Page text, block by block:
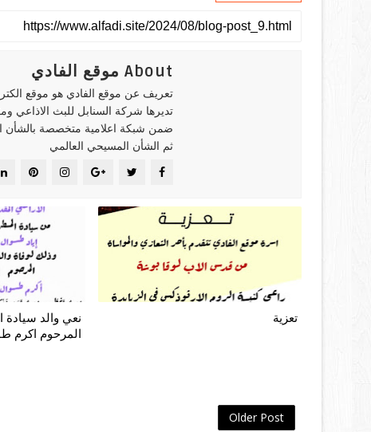
About موقع الفادي
تعريف عن موقع الفادي هو موقع
تديرها شركة السنابل للبث الاذاعي
ضمن شبكة اعلامية متخصصة بالشأن
ثم الشأن المسيحي العالمي
نعي والد سيادة
المرحوم اكرم
تعزية
Older Post